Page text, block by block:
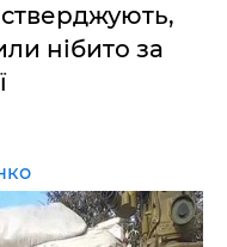
нібито за